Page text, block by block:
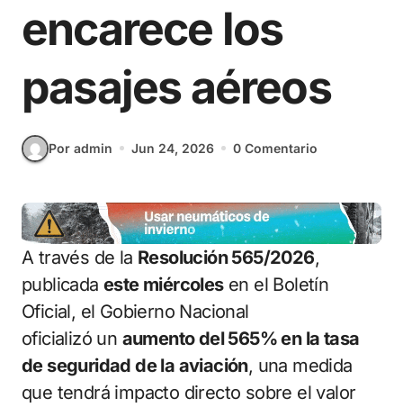
encarece los
pasajes aéreos
Por admin Jun 24, 2026 0 Comentario
A través de la Resolución 565/2026,
publicadaeste miércolesen el Boletín
Oficial, el Gobierno Nacional
oficializó un aumento del 565% en la tasa
de seguridad de la aviación, una medida
que tendrá impacto directo sobre el valor